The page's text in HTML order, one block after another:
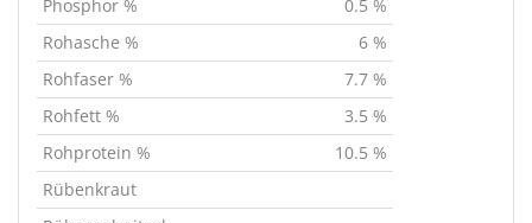
Phosphor %
0.5 %
Rohasche %
6 %
Rohfaser %
7.7 %
Rohfett %
3.5 %
Rohprotein %
10.5 %
Rübenkraut